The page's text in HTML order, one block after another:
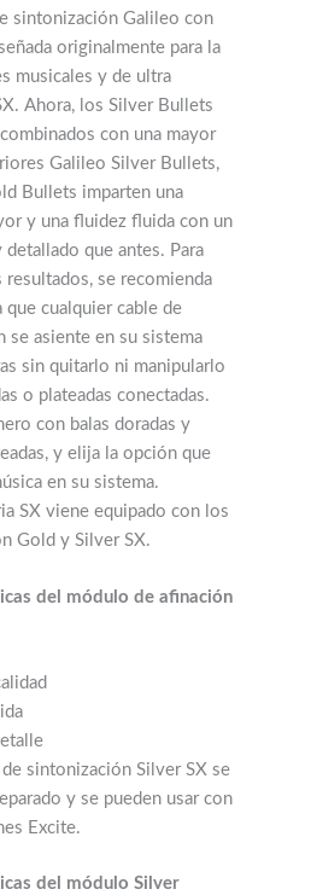
sintonización Galileo con
originalmente para la
musicales y de ultra
Ahora, los Silver Bullets
con una mayor
Galileo Silver Bullets,
Bullets imparten una
y una fluidez fluida con un
que antes. Para
se recomienda
cualquier cable de
se asiente en su sistema
sin quitarlo ni manipularlo
o plateadas conectadas.
con balas doradas y
y elija la opción que
en su sistema.
SX viene equipado con los
Gold y Silver SX.
del módulo de afinación
sintonización Silver SX se
y se pueden usar con
Excite.
del módulo Silver